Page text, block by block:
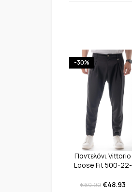
-30%
Παντελόνι Vittorio
Loose Fit 500-22-
€69.90€48.93